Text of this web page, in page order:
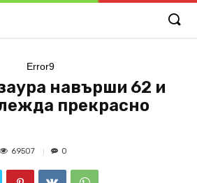
Error9
навърши 62 и
прекрасно
69507 0